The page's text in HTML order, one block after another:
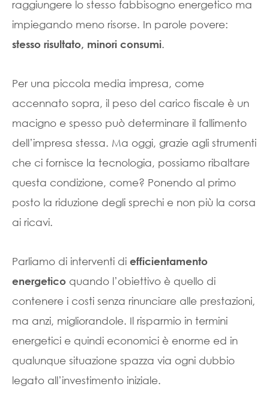
raggiungere lo stesso fabbisogno energetico ma
impiegando meno risorse. In parole povere:
stesso risultato, minori consumi.
Per una piccola media impresa, come
accennato sopra, il peso del carico fiscale è un
macigno e spesso può determinare il fallimento
dell’impresa stessa. Ma oggi, grazie agli strumenti
che ci fornisce la tecnologia, possiamo ribaltare
questa condizione, come? Ponendo al primo
posto la riduzione degli sprechi e non più la corsa
ai ricavi.
Parliamo di interventi di efficientamento
energetico quando l’obiettivo è quello di
contenere i costi senza rinunciare alle prestazioni,
ma anzi, migliorandole. Il risparmio in termini
energetici e quindi economici è enorme ed in
qualunque situazione spazza via ogni dubbio
legato all’investimento iniziale.